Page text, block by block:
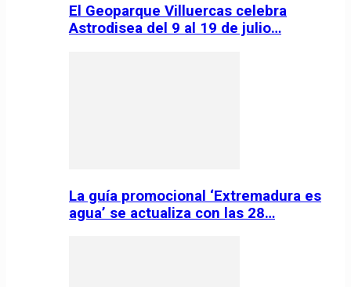
El Geoparque Villuercas celebra
Astrodisea del 9 al 19 de julio…
La guía promocional ‘Extremadura es
agua’ se actualiza con las 28…